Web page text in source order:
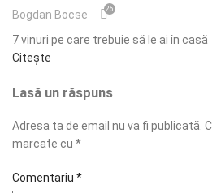
Bogdan Bocse 26
7 vinuri pe care trebuie să le ai în casă
Citește
Lasă un răspuns
Adresa ta de email nu va fi publicată.
marcate cu *
Comentariu *